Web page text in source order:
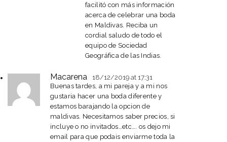
facilitó con más información
acerca de celebrar una boda
en Maldivas. Reciba un
cordial saludo de todo el
equipo de Sociedad
Geográfica de las Indias.
Macarena 18/12/2019 at 17:31
Buenas tardes, a mi pareja y a mi nos
gustaria hacer una boda diferente y
estamos barajando la opcion de
maldivas. Necesitamos saber precios, si
incluye o no invitados…etc…. os dejo mi
email para que podais enviarme toda la